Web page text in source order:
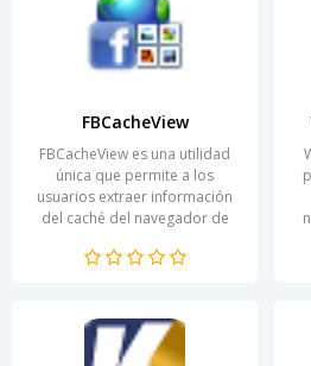
FBCacheView
FBCacheView es una utilidad
única que permite a los
usuarios extraer información
del caché del navegador de
rápida. Con ella, se...